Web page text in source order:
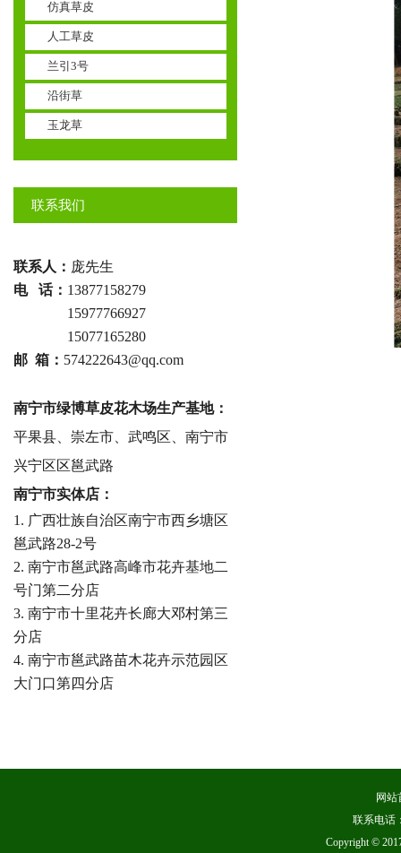
仿真草皮
人工草皮
兰引3号
沿街草
玉龙草
联系我们
联系人： 庞先生
电 话： 13877158279
15977766927
15077165280
邮 箱： 574222643@qq.com
南宁市绿博草皮花木场生产基地：
平果县、崇左市、武鸣区、南宁市
兴宁区区邕武路
南宁市实体店：
1. 广西壮族自治区南宁市西乡塘区
邕武路28-2号
2. 南宁市邕武路高峰市花卉基地二
号门第二分店
3. 南宁市十里花卉长廊大邓村第三
分店
4. 南宁市邕武路苗木花卉示范园区
大门口第四分店
网站
联系电话
Copyright ©